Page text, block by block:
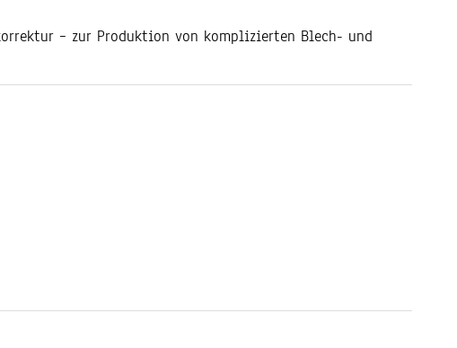
– zur Produktion von komplizierten Blech- und